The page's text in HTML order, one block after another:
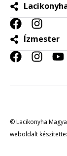
Ízmester
© Lacikonyha
weboldalt készítette: